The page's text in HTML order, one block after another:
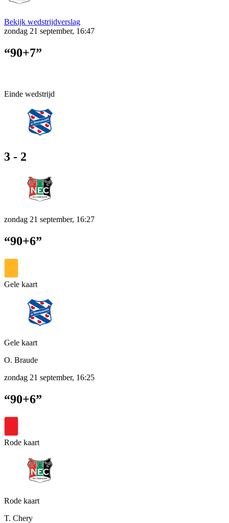
Bekijk wedstrijdverslag
zondag 21 september, 16:47
“90+7”
Einde wedstrijd
3 - 2
zondag 21 september, 16:27
“90+6”
Gele kaart
Gele kaart
O. Braude
zondag 21 september, 16:25
“90+6”
Rode kaart
Rode kaart
T. Chery